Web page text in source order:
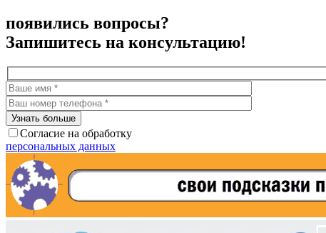
появились вопросы?
Запишитесь на консультацию!
Согласие на обработку
персональных данных